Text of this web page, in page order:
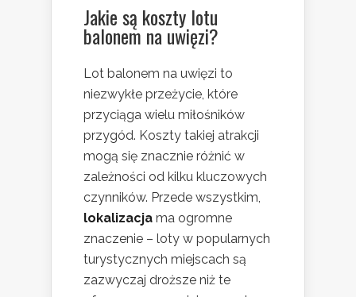
Jakie są koszty lotu
balonem na uwięzi?
Lot balonem na uwięzi to
niezwykłe przeżycie, które
przyciąga wielu miłośników
przygód. Koszty takiej atrakcji
mogą się znacznie różnić w
zależności od kilku kluczowych
czynników. Przede wszystkim,
lokalizacja ma ogromne
znaczenie – loty w popularnych
turystycznych miejscach są
zazwyczaj droższe niż te